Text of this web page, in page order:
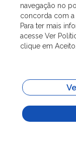
GRADUAÇÃO
PÓS-GRADUAÇÃO
Todo o conteúdo deste
Atribuição-
navegação no
concorda com
Para ter mais
acesse Ver
clique em Aceito.